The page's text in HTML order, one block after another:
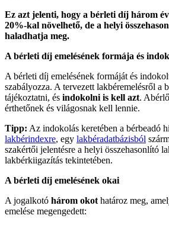
Ez azt jelenti, hogy a bérleti díj három
20%-kal növelhető, de a helyi
haladhatja meg.
A bérleti díj emelésének formája és
A bérleti díj emelésének formáját és
szabályozza. A tervezett lakbéremelésről a
tájékoztatni, és indokolni is kell azt.
érthetőnek és világosnak kell lennie.
Tipp: Az indokolás keretében a bérbeadó
lakbérindexre, egy lakbéradatbázisból
szakértői jelentésre a helyi összehasonlító
lakbérkiigazítás tekintetében.
A bérleti díj emelésének okai
A jogalkotó három okot határoz meg,
emelése megengedett: